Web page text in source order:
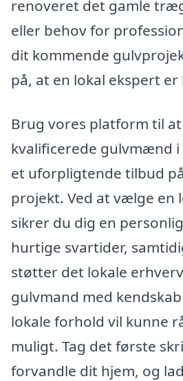
renoveret det gamle
eller behov for
dit kommende
på, at en lokal ekspert
Brug vores platform til
kvalificerede gulvmænd i
et uforpligtende tilbud
projekt. Ved at vælge en
sikrer du dig en
hurtige svartider,
støtter det lokale
gulvmand med
lokale forhold vil kunne
muligt. Tag det første
forvandle dit hjem, og